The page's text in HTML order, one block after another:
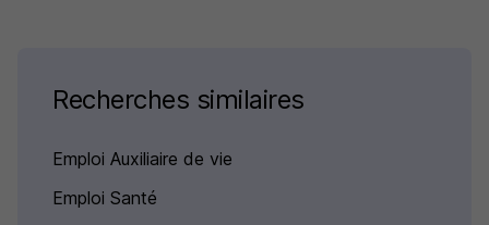
Recherches similaires
Emploi Auxiliaire de vie
Emploi Santé